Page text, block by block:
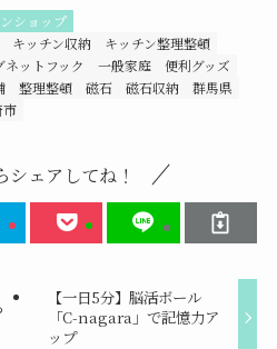
ショップ
キッチン収納
キッチン整理整頓
ネットフック 一般家庭
便利グッズ
整理整頓 磁石 磁石収納
群馬県
市
シェアしてね！
【一日5分】脳活ボール
「C-nagara」で記憶力ア
ップ